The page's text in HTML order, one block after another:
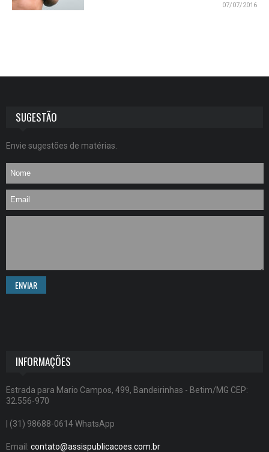
07/07/2016
SUGESTÃO
Envie sugestões de matérias.
ENVIAR
INFORMAÇÕES
Estrada para Mario Campos, 499, Bandeirinhas - Betim/MG CEP:
32.556-970
| (31) 98688-0614 WhatsApp
Email: contato@assispublicacoes.com.br